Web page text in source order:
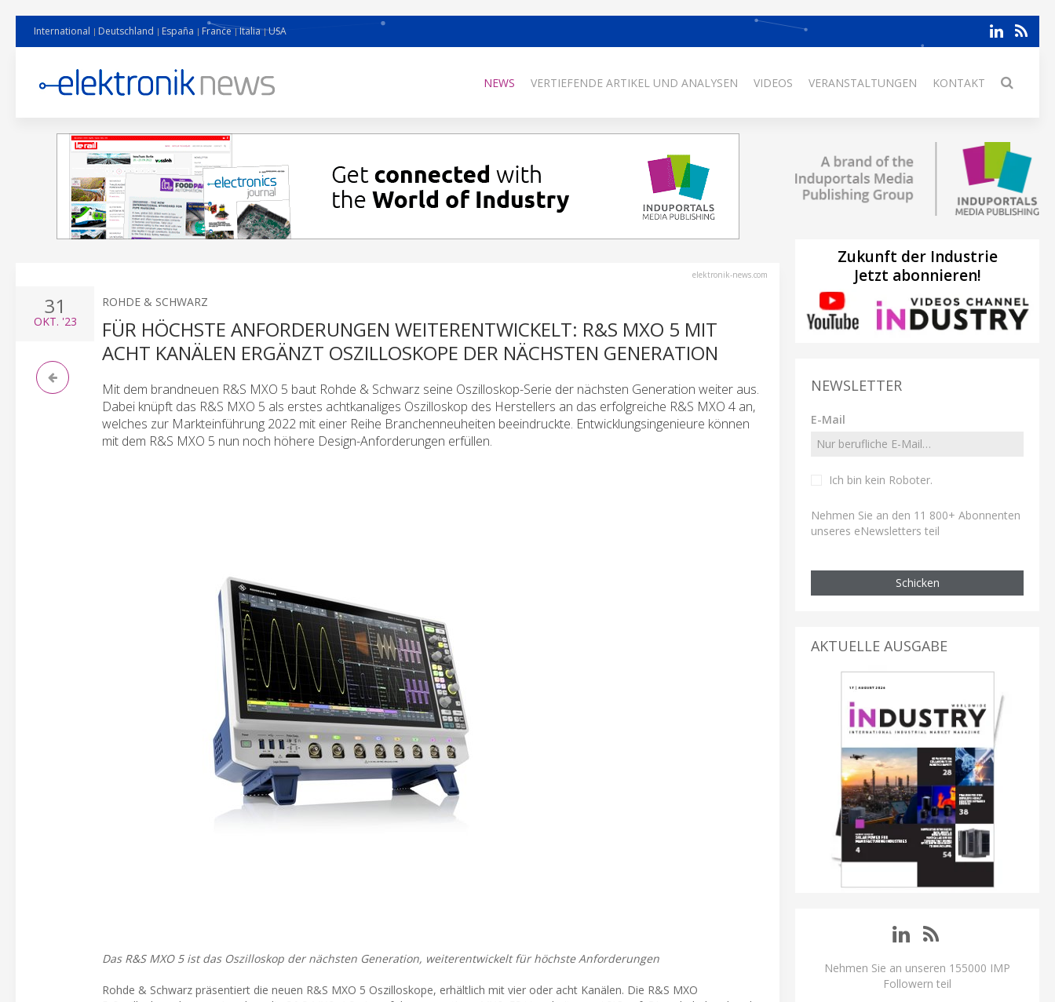
International Deutschland España France Italia USA
NEWS VERTIEFENDE ARTIKEL UND ANALYSEN VIDEOS VERANSTALTUNGEN KONTAKT
elektronik-news.com
31
OKT. '23
ROHDE & SCHWARZ
FÜR HÖCHSTE ANFORDERUNGEN WEITERENTWICKELT: R&S MXO 5 MIT
ACHT KANÄLEN ERGÄNZT OSZILLOSKOPE DER NÄCHSTEN GENERATION
Mit dem brandneuen R&S MXO 5 baut Rohde & Schwarz seine Oszilloskop-Serie der nächsten Generation weiter aus.
Dabei knüpft das R&S MXO 5 als erstes achtkanaliges Oszilloskop des Herstellers an das erfolgreiche R&S MXO 4 an,
welches zur Markteinführung 2022 mit einer Reihe Branchenneuheiten beeindruckte. Entwicklungsingenieure können
mit dem R&S MXO 5 nun noch höhere Design-Anforderungen erfüllen.
Das R&S MXO 5 ist das Oszilloskop der nächsten Generation, weiterentwickelt für höchste Anforderungen
Rohde & Schwarz präsentiert die neuen R&S MXO 5 Oszilloskope, erhältlich mit vier oder acht Kanälen. Die R&S MXO
Zukunft der Industrie
Jetzt abonnieren!
NEWSLETTER
E-Mail
Ich bin kein Roboter.
Nehmen Sie an den 11 800+ Abonnenten
unseres eNewsletters teil
Schicken
AKTUELLE AUSGABE
Nehmen Sie an unseren 155000 IMP
Followern teil